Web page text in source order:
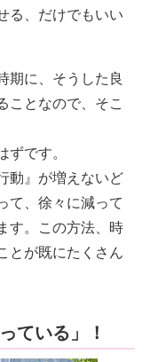
る、だけでもいい
期に、そうした良
ことなので、そこ
です。
動』が増えないど
て、徐々に減って
す。この方法、時
とが既にたくさん
ている」！